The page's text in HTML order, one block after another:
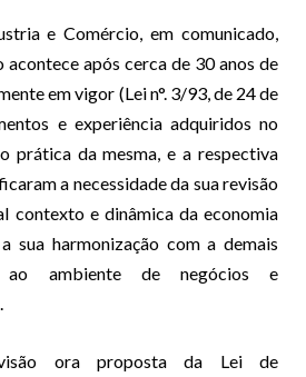
e Comércio, em comunicado,
acontece após cerca de 30 anos de
em vigor (Lei n°. 3/93, de 24 de
e experiência adquiridos no
prática da mesma, e a respectiva
a necessidade da sua revisão
contexto e dinâmica da economia
sua harmonização com a demais
ao ambiente de negócios e
ora proposta da Lei de